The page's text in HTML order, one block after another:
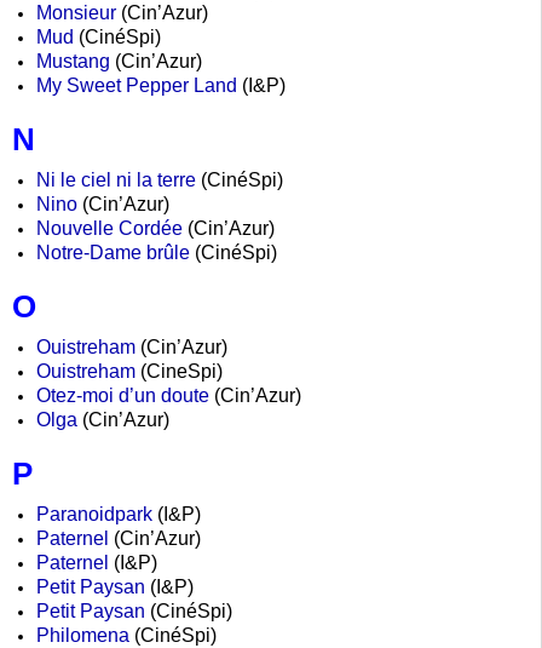
Monsieur (Cin’Azur)
Mud (CinéSpi)
Mustang (Cin’Azur)
My Sweet Pepper Land (I&P)
N
Ni le ciel ni la terre (CinéSpi)
Nino (Cin’Azur)
Nouvelle Cordée (Cin’Azur)
Notre-Dame brûle (CinéSpi)
O
Ouistreham (Cin’Azur)
Ouistreham (CineSpi)
Otez-moi d’un doute (Cin’Azur)
Olga (Cin’Azur)
P
Paranoidpark (I&P)
Paternel (Cin’Azur)
Paternel (I&P)
Petit Paysan (I&P)
Petit Paysan (CinéSpi)
Philomena (CinéSpi)